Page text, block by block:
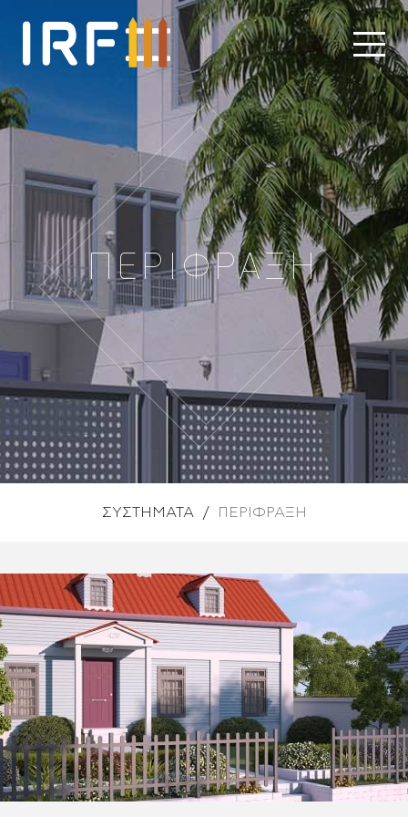
ΠΕΡΊΦΡΑΞΗ
ΣΥΣΤΗΜΑΤΑ / ΠΕΡΊΦΡΑΞΗ